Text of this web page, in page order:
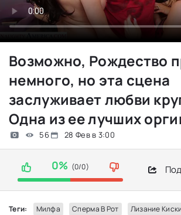
Возможно, Рождество
немного, но эта сцена
заслуживает любви
Одна из ее лучших
56 28 Фев в 3:00
0% (0/0)
Теги: Милфа Сперма В Рот Лизание Киски